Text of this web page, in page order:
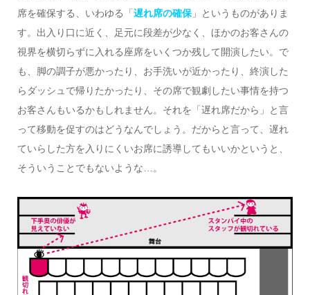
席を確保する、いわゆる「 遅れ席の確保」というものがありま
す。出入り口に近く、足元に段差が少なく、ほかのお客さんの
視界を横切らずに入れる座席をいくつか残して開演したい。で
も、脚の調子が悪かったり、お手洗いが近かったり、終演した
らダッシュで帰りたかったり、その席で観劇したい事情を持つ
お客さんもいるかもしれません。それを「遅れ席だから」と言
って移動を促すのはどうなんでしょう。だからと言って、遅れ
ていらした方を入りにくいお席に誘導してもいいかというと、
そういうことでもないような…。